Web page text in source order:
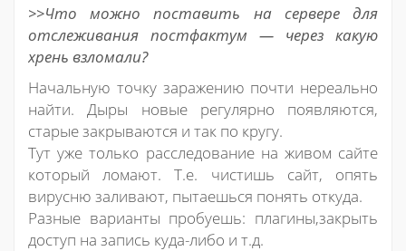
>>Что можно поставить на сервере для
отслеживания постфактум — через какую
хрень взломали?
Начальную точку заражению почти нереально
найти. Дыры новые регулярно появляются,
старые закрываются и так по кругу.
Тут уже только расследование на живом сайте
который ломают. Т.е. чистишь сайт, опять
вирусню заливают, пытаешься понять откуда.
Разные варианты пробуешь: плагины,закрыть
доступ на запись куда-либо и т.д.